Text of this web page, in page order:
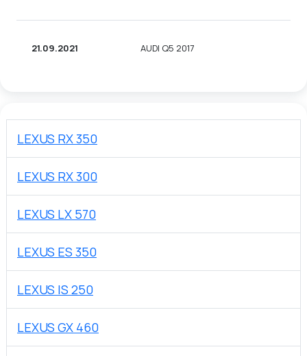
21.09.2021 AUDI Q5 2017
LEXUS RX 350
LEXUS RX 300
LEXUS LX 570
LEXUS ES 350
LEXUS IS 250
LEXUS GX 460